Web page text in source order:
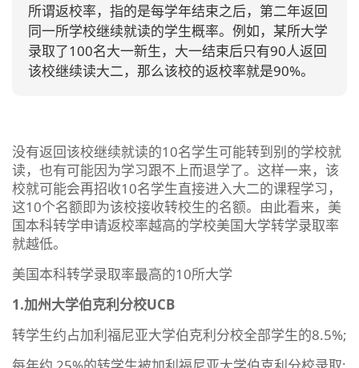
所谓返校率，指的是每学年结束之后，第二年返回
同一所学校继续就读的学生概率。例如，某所大学
录取了100名大一新生，大一结束后只有90人返回
该校继续读大二，那么该校的返校率就是90%。
没有返回该校继续就读的10名学生可能转到别的学校就
读，也有可能因为学习跟不上而退学了。这样一来，该
校就可能会再招收10名学生直接进入大二的课程学习，
这10个名额即为该校接收转校生的名额。由此看来，美
国本科转学申请返校率越高的学校美国大学转学录取率
就越低。
美国本科转学录取率最高的10所大学
1.加州大学伯克利分校UCB
转学生约占加利福尼亚大学伯克利分校全部学生的8.5%;